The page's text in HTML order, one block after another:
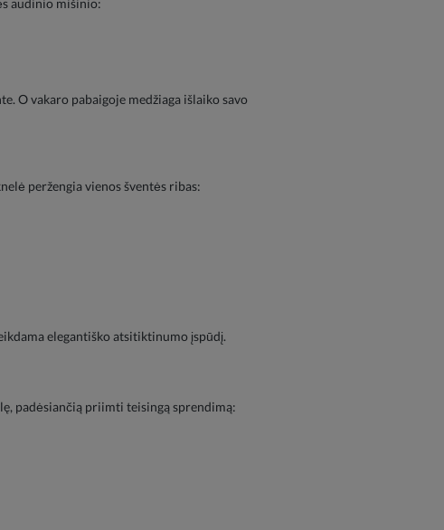
O vakaro pabaigoje medžiaga išlaiko savo
peržengia vienos šventės ribas:
elegantiško atsitiktinumo įspūdį.
padėsiančią priimti teisingą sprendimą: